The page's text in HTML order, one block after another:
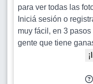
para ver todas las
Iniciá sesión o
muy fácil, en 3
gente que tiene